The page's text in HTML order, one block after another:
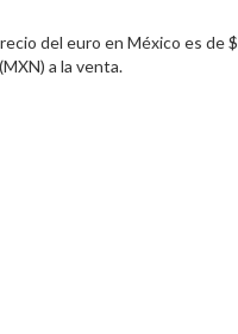
del euro en México es de $
a la venta.